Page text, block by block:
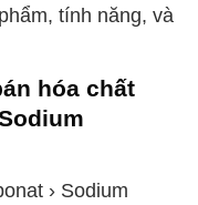
tính năng, và
hóa chất
› Sodium